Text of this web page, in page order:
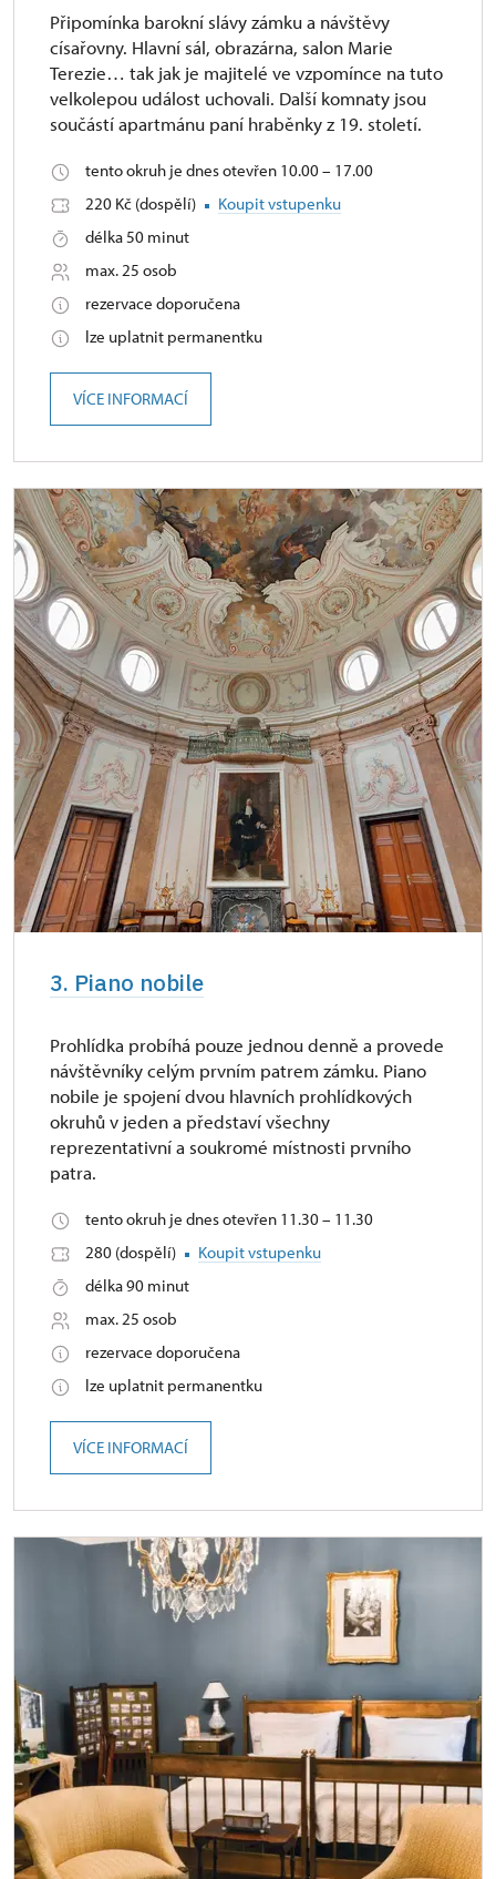
Připomínka barokní slávy zámku a návštěvy
císařovny. Hlavní sál, obrazárna, salon Marie
Terezie… tak jak je majitelé ve vzpomínce na tuto
velkolepou událost uchovali. Další komnaty jsou
součástí apartmánu paní hraběnky z 19. století.
tento okruh je dnes otevřen 10.00 – 17.00
220 Kč (dospělí)
Koupit vstupenku
délka 50 minut
max. 25 osob
rezervace doporučena
lze uplatnit permanentku
VÍCE INFORMACÍ
3. Piano nobile
Prohlídka probíhá pouze jednou denně a provede
návštěvníky celým prvním patrem zámku. Piano
nobile je spojení dvou hlavních prohlídkových
okruhů v jeden a představí všechny
reprezentativní a soukromé místnosti prvního
patra.
tento okruh je dnes otevřen 11.30 – 11.30
280 (dospělí)
Koupit vstupenku
délka 90 minut
max. 25 osob
rezervace doporučena
lze uplatnit permanentku
VÍCE INFORMACÍ